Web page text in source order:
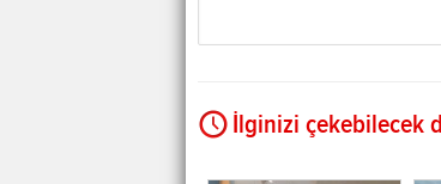
İlginizi çekebilecek